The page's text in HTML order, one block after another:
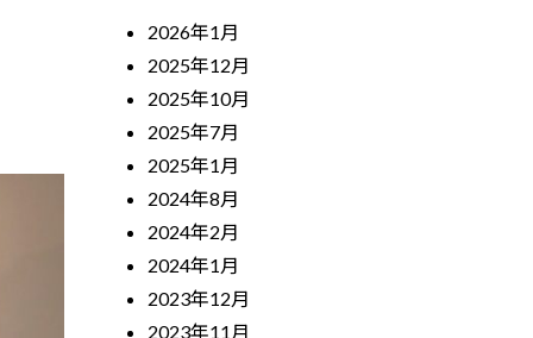
2026年1月
2025年12月
2025年10月
2025年7月
2025年1月
2024年8月
2024年2月
2024年1月
2023年12月
2023年11月